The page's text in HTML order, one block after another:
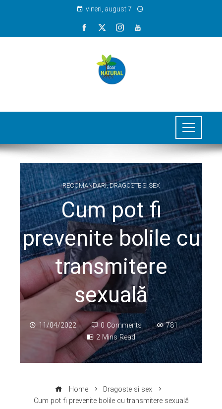
vineri, august 7
RECOMANDARI,DRAGOSTE SI SEX
Cum pot fi
prevenite bolile cu
transmitere
sexuală
11/04/2022 0 Comments
781
2 Mins Read
Home
Dragoste si sex
Cum pot fi prevenite bolile cu transmitere sexuală